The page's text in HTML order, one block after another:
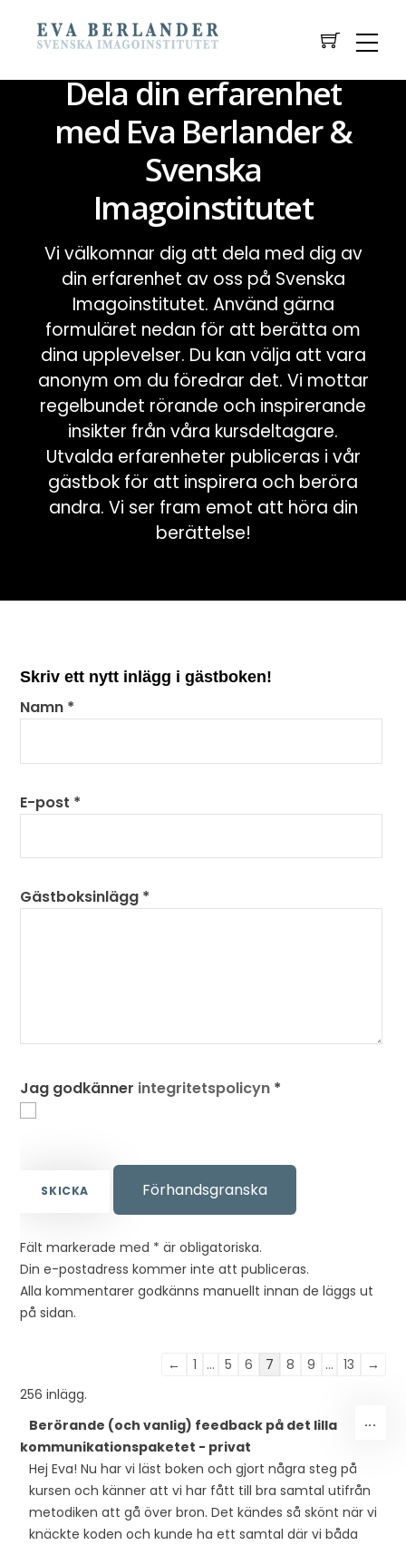
Dela din erfarenhet
med Eva Berlander &
Svenska
Imagoinstitutet
Vi välkomnar dig att dela med dig av
din erfarenhet av oss på Svenska
Imagoinstitutet. Använd gärna
formuläret nedan för att berätta om
dina upplevelser. Du kan välja att vara
anonym om du föredrar det. Vi mottar
regelbundet rörande och inspirerande
insikter från våra kursdeltagare.
Utvalda erfarenheter publiceras i vår
gästbok för att inspirera och beröra
andra. Vi ser fram emot att höra din
berättelse!
Skriv ett nytt inlägg i gästboken!
Namn *
E-post *
Gästboksinlägg *
Jag godkänner integritetspolicyn *
Fält markerade med * är obligatoriska.
Din e-postadress kommer inte att publiceras.
Alla kommentarer godkänns manuellt innan de läggs ut
på sidan.
Listnavigering
← 1 ... 5 6 7 8 9 ... 13
→
256 inlägg.
Berörande (och vanlig) feedback på det lilla
kommunikationspaketet - privat
Hej Eva! Nu har vi läst boken och gjort några steg på
kursen och känner att vi har fått till bra samtal utifrån
metodiken att gå över bron. Det kändes så skönt när vi
knäckte koden och kunde ha ett samtal där vi båda
...